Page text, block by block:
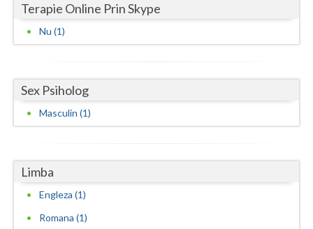
Suceava
Teleorman
Tulcea
Vaslui
Vrancea
Terapie Online Prin Skype
Nu (1)
Sex Psiholog
Masculin (1)
Limba
Engleza (1)
Romana (1)